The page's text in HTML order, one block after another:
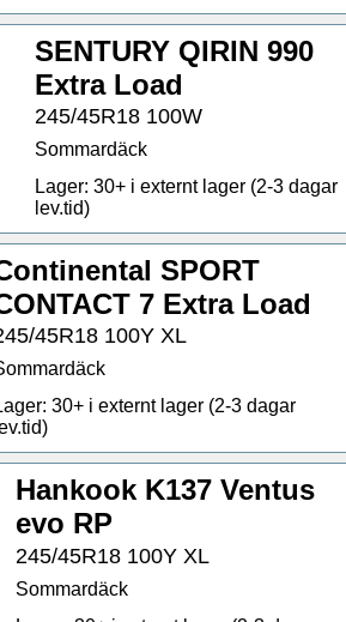
SENTURY QIRIN 990
Extra Load
245/45R18 100W
Sommardäck
Lager: 30+ i externt lager (2-3 dagar
lev.tid)
SPORT
7 Extra Load
45R18 100Y XL
30+ i externt lager (2-3 dagar
Hankook K137 Ventus
evo RP
245/45R18 100Y XL
Sommardäck